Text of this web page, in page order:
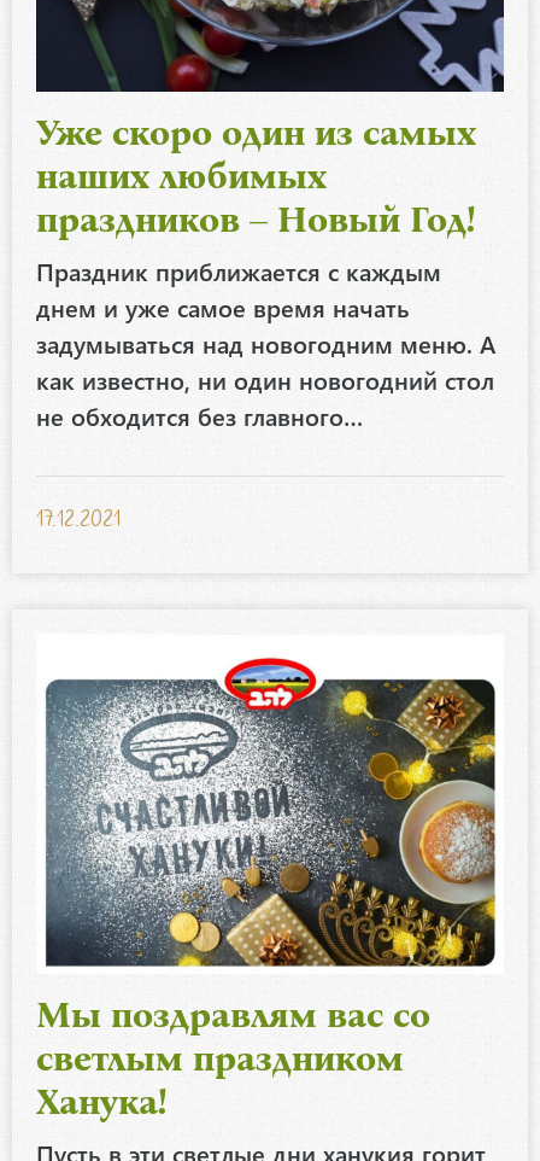
Уже скоро один из самых
наших любимых
праздников – Новый Год!
Праздник приближается с каждым
днем и уже самое время начать
задумываться над новогодним меню. А
как известно, ни один новогодний стол
не обходится без главного…
17.12.2021
Мы поздравлям вас со
светлым праздником
Ханука!
Пусть в эти светлые дни ханукия горит